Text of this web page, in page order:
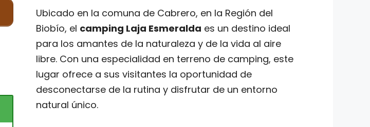
Ubicado en la comuna de Cabrero, en la Región del
Biobío, el camping Laja Esmeralda es un destino ideal
para los amantes de la naturaleza y de la vida al aire
libre. Con una especialidad en terreno de camping, este
lugar ofrece a sus visitantes la oportunidad de
desconectarse de la rutina y disfrutar de un entorno
natural único.